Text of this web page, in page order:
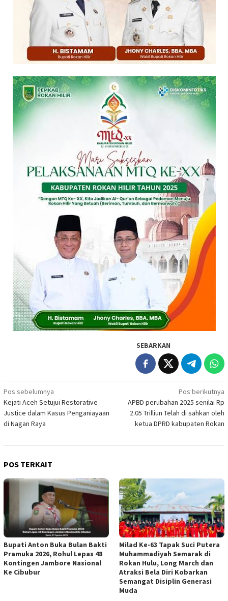
SEBARKAN
Navigasi
pos
Pos sebelumnya
Kejati Aceh Setujui Restorative
Justice dalam Kasus Penganiayaan
di Nagan Raya
Pos berikutnya
APBD perubahan 2025 senilai Rp
2.05 Trilliun Telah di sahkan oleh
ketua DPRD kabupaten Rokan
POS TERKAIT
Bupati Anton Buka Bulan Bakti
Pramuka 2026, Rohul Lepas 48
Kontingen Jambore Nasional
Ke Cibubur
Milad Ke-63 Tapak Suci Putera
Muhammadiyah Semarak di
Rokan Hulu, Long March dan
Atraksi Bela Diri Kobarkan
Semangat Disiplin Generasi
Muda